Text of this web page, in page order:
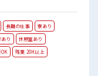
長期の仕事
寮あり
り
休憩室あり
残業 20H以上